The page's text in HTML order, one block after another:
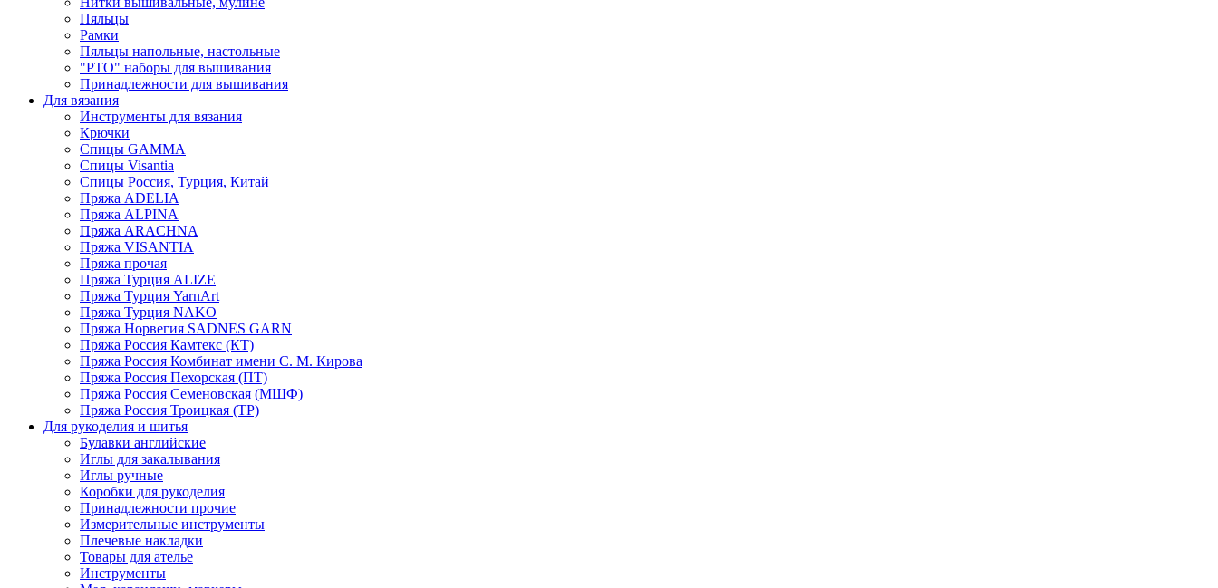
Пяльцы
Рамки
Пяльцы напольные, настольные
"РТО" наборы для вышивания
Принадлежности для вышивания
Для вязания
Инструменты для вязания
Крючки
Спицы GAMMA
Спицы Visantia
Спицы Россия, Турция, Китай
Пряжа ADELIA
Пряжа ALPINA
Пряжа ARACHNA
Пряжа VISANTIA
Пряжа прочая
Пряжа Турция ALIZE
Пряжа Турция YarnArt
Пряжа Турция NAKO
Пряжа Норвегия SADNES GARN
Пряжа Россия Камтекс (КТ)
Пряжа Россия Комбинат имени С. М. Кирова
Пряжа Россия Пехорская (ПТ)
Пряжа Россия Семеновская (МШФ)
Пряжа Россия Троицкая (ТР)
Для рукоделия и шитья
Булавки английские
Иглы для закалывания
Иглы ручные
Коробки для рукоделия
Принадлежности прочие
Измерительные инструменты
Плечевые накладки
Товары для ателье
Инструменты